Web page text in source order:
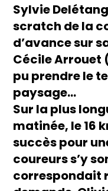
Sylvie
scratch de la
d’avance sur
Cécile Arrouet
pu prendre le
paysage…
Sur la plus
matinée, le 16
succès pour
coureurs s’y
correspondait